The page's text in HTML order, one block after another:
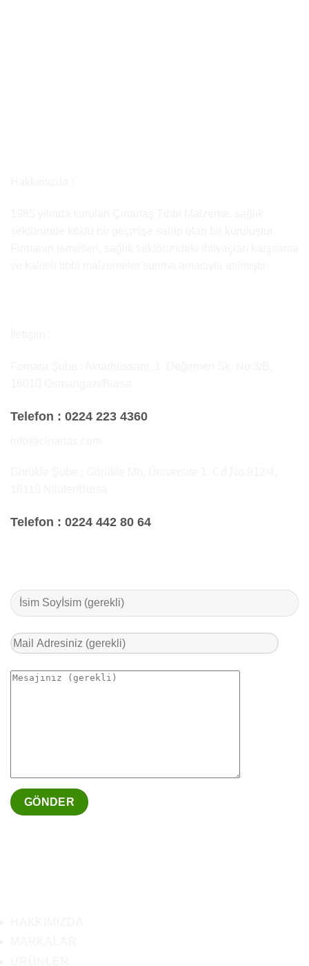
Telefon : 0224 223 4360
Telefon : 0224 442 80 64